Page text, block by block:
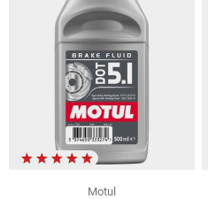
Motul